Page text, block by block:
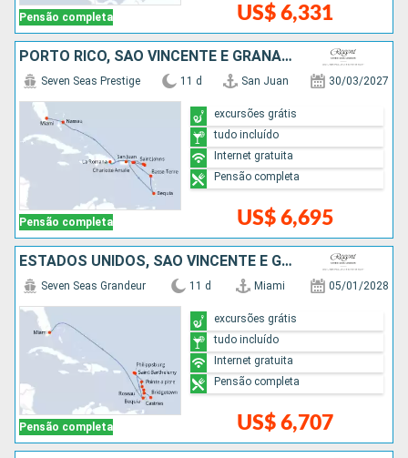
Pensão completa US$ 6,331
PORTO RICO, SÃO VINCENTE E GRANADINAS, FRANCIA, ESTADOS UNIDOS, REPUBLICA DOMINICANA, BAHAMAS
Pensão completa
Seven Seas Prestige 11 d San Juan 30/03/2027
US$ 6,695
excursões grátis
tudo incluído
Internet gratuita
Pensão completa
ESTADOS UNIDOS, SÃO VINCENTE E GRANADINAS, FRANCIA, REPUBLICA DOMINICANA, SANTA LUCIA, BARBADOS
Pensão completa
Seven Seas Grandeur 11 d Miami 05/01/2028
US$ 6,707
excursões grátis
tudo incluído
Internet gratuita
Pensão completa